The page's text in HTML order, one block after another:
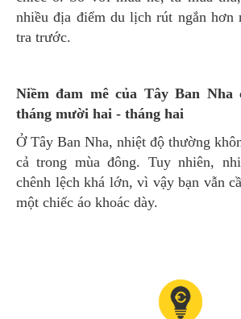
nhiều địa điểm du lịch rút ngắn hơn
tra trước.
Niềm đam mê của Tây Ban Nha cũng nguội dần,
tháng mười hai - tháng hai
Ở Tây Ban Nha, nhiệt độ thường không xuống âm ngay
cả trong mùa đông. Tuy nhiên,
chênh lệch khá lớn, vì vậy bạn vẫn
một chiếc áo khoác dày.